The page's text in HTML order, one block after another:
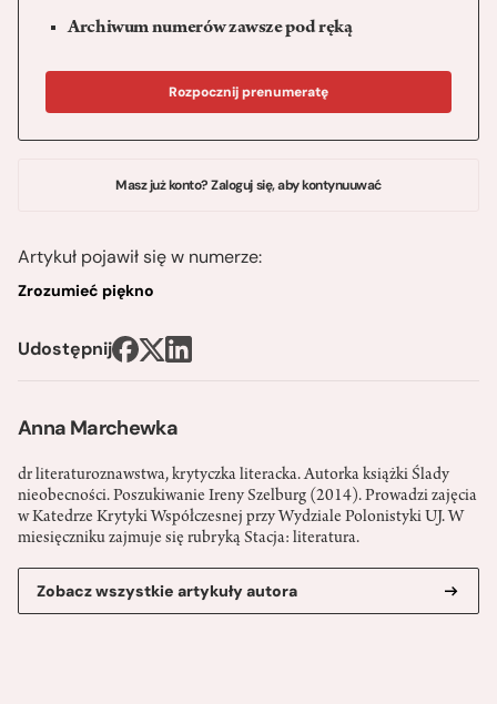
Anna Marchewka
dr literaturoznawstwa, krytyczka literacka. Autorka książki Ślady
nieobecności. Poszukiwanie Ireny Szelburg (2014). Prowadzi zajęcia
w Katedrze Krytyki Współczesnej przy Wydziale Polonistyki UJ. W
miesięczniku zajmuje się rubryką Stacja: literatura.
Zobacz wszystkie artykuły autora
Archiwum numerów zawsze pod ręką
Rozpocznij prenumeratę
Masz już konto? Zaloguj się, aby kontynuuwać
Artykuł pojawił się w numerze:
Zrozumieć piękno
Udostępnij